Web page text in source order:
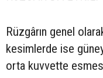
Rüzgârın genel
kesimlerde ise
orta kuvvette